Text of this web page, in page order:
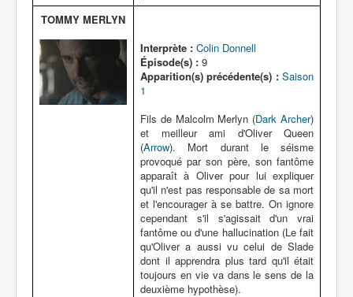
TOMMY MERLYN
Interprète : Colin Donnell
Épisode(s) : 9
Apparition(s) précédente(s) : Saison
1
Fils de Malcolm Merlyn (Dark Archer)
et meilleur ami d'Oliver Queen
(Arrow). Mort durant le séisme
provoqué par son père, son fantôme
apparaît à Oliver pour lui expliquer
qu'il n'est pas responsable de sa mort
et l'encourager à se battre. On ignore
cependant s'il s'agissait d'un vrai
fantôme ou d'une hallucination (Le fait
qu'Oliver a aussi vu celui de Slade
dont il apprendra plus tard qu'il était
toujours en vie va dans le sens de la
deuxième hypothèse).